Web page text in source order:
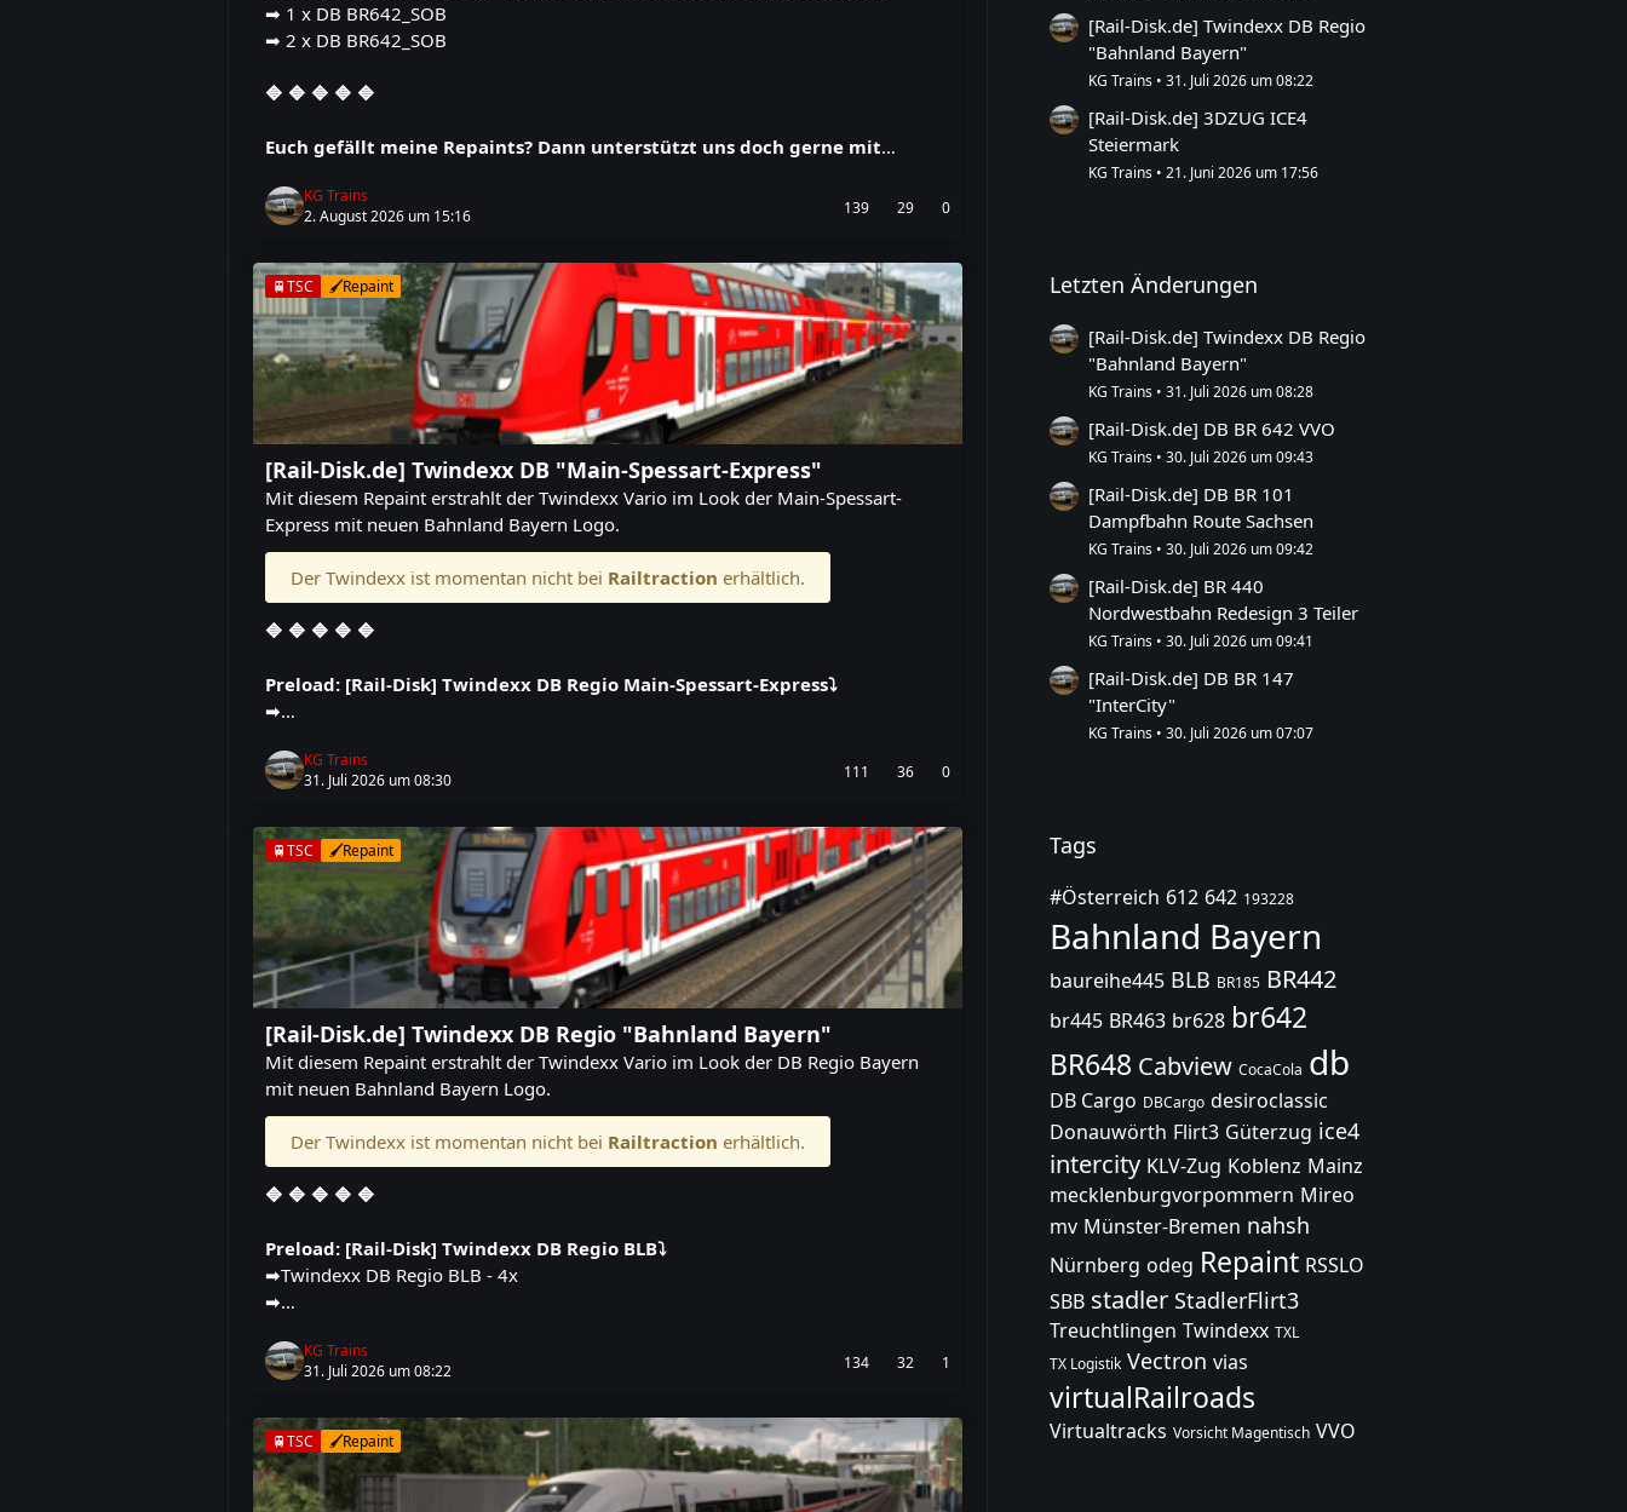
➡️ 1 x DB BR642_SOB
➡️ 2 x DB BR642_SOB
🔷 🔷 🔷 🔷 🔷
Euch gefällt meine Repaints? Dann unterstützt uns doch gerne mit…
KG Trains
2. August 2026 um 15:16
139 29 0
🚆TSC 🖌️Repaint
[Rail-Disk.de] Twindexx DB "Main-Spessart-Express"
Mit diesem Repaint erstrahlt der Twindexx Vario im Look der Main-Spessart-
Express mit neuen Bahnland Bayern Logo.
Der Twindexx ist momentan nicht bei Railtraction erhältlich.
🔷 🔷 🔷 🔷 🔷
Preload: [Rail-Disk] Twindexx DB Regio Main-Spessart-Express⤵️
➡️…
KG Trains
31. Juli 2026 um 08:30
111 36 0
🚆TSC 🖌️Repaint
[Rail-Disk.de] Twindexx DB Regio "Bahnland Bayern"
Mit diesem Repaint erstrahlt der Twindexx Vario im Look der DB Regio Bayern
mit neuen Bahnland Bayern Logo.
Der Twindexx ist momentan nicht bei Railtraction erhältlich.
🔷 🔷 🔷 🔷 🔷
Preload: [Rail-Disk] Twindexx DB Regio BLB⤵️
➡️Twindexx DB Regio BLB - 4x
➡️…
KG Trains
31. Juli 2026 um 08:22
134 32 1
🚆TSC 🖌️Repaint
[Rail-Disk.de] Twindexx DB Regio
"Bahnland Bayern"
KG Trains 31. Juli 2026 um 08:22
[Rail-Disk.de] 3DZUG ICE4
Steiermark
KG Trains 21. Juni 2026 um 17:56
Letzten Änderungen
[Rail-Disk.de] Twindexx DB Regio
"Bahnland Bayern"
KG Trains 31. Juli 2026 um 08:28
[Rail-Disk.de] DB BR 642 VVO
KG Trains 30. Juli 2026 um 09:43
[Rail-Disk.de] DB BR 101
Dampfbahn Route Sachsen
KG Trains 30. Juli 2026 um 09:42
[Rail-Disk.de] BR 440
Nordwestbahn Redesign 3 Teiler
KG Trains 30. Juli 2026 um 09:41
[Rail-Disk.de] DB BR 147
"InterCity"
KG Trains 30. Juli 2026 um 07:07
Tags
#Österreich 612 642 193228
Bahnland Bayern
baureihe445 BLB BR185 BR442
br445 BR463 br628 br642
BR648 Cabview CocaCola db
DB Cargo DBCargo desiroclassic
Donauwörth Flirt3 Güterzug ice4
intercity KLV-Zug Koblenz Mainz
mecklenburgvorpommern Mireo
mv Münster-Bremen nahsh
Nürnberg odeg Repaint RSSLO
SBB stadler StadlerFlirt3
Treuchtlingen Twindexx TXL
TX Logistik Vectron vias
virtualRailroads
Virtualtracks Vorsicht Magentisch VVO